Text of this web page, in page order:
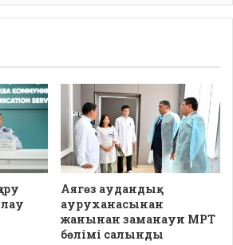
Аягөз аудандық
ауруханасынан
жанынан заманауи МРТ
бөлімі салынды